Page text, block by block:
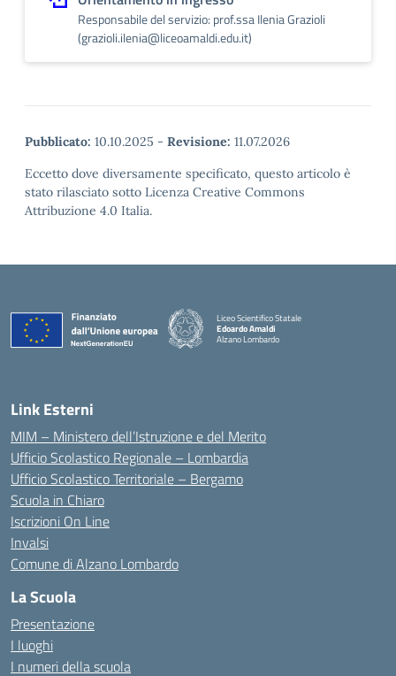
Responsabile del servizio: prof.ssa Ilenia Grazioli
(grazioli.ilenia@liceoamaldi.edu.it)
Pubblicato: 10.10.2025 - Revisione: 11.07.2026
Eccetto dove diversamente specificato, questo articolo è
stato rilasciato sotto Licenza Creative Commons
Attribuzione 4.0 Italia.
Liceo Scientifico Statale
Edoardo Amaldi
Alzano Lombardo
Link Esterni
MIM – Ministero dell’Istruzione e del Merito
Ufficio Scolastico Regionale – Lombardia
Ufficio Scolastico Territoriale – Bergamo
Scuola in Chiaro
Iscrizioni On Line
Invalsi
Comune di Alzano Lombardo
La Scuola
Presentazione
I luoghi
I numeri della scuola